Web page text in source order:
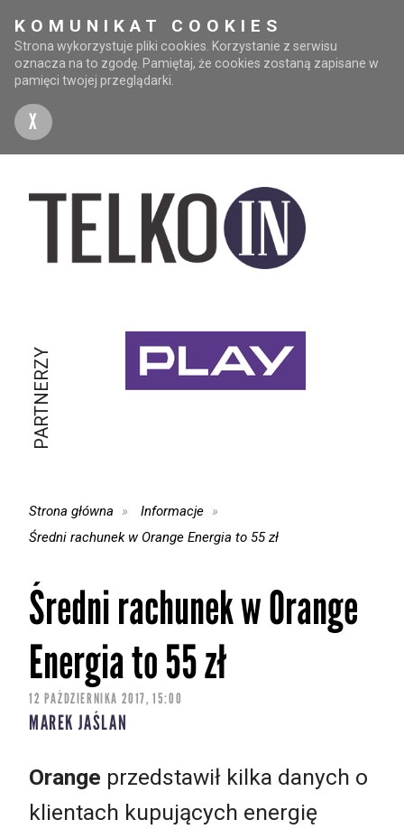
KOMUNIKAT COOKIES
Strona wykorzystuje pliki cookies. Korzystanie z serwisu
oznacza na to zgodę. Pamiętaj, że cookies zostaną zapisane w
pamięci twojej przeglądarki.
X
PARTNERZY
Strona główna
Informacje
Średni rachunek w Orange Energia to 55 zł
Średni rachunek w Orange
Energia to 55 zł
12 PAŹDZIERNIKA 2017, 15:00
MAREK JAŚLAN
Orange przedstawił kilka danych o
klientach kupujących energię